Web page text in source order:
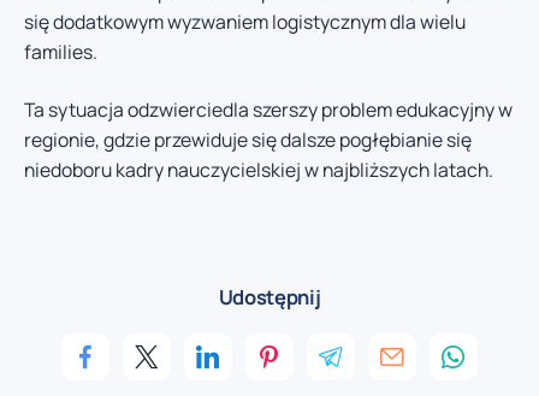
się dodatkowym wyzwaniem logistycznym dla wielu
families.
Ta sytuacja odzwierciedla szerszy problem edukacyjny w
regionie, gdzie przewiduje się dalsze pogłębianie się
niedoboru kadry nauczycielskiej w najbliższych latach.
Udostępnij